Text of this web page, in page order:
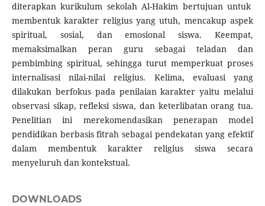
diterapkan kurikulum sekolah Al-Hakim bertujuan untuk
membentuk karakter religius yang utuh, mencakup aspek
spiritual, sosial, dan emosional siswa. Keempat,
memaksimalkan peran guru sebagai teladan dan
pembimbing spiritual, sehingga turut memperkuat proses
internalisasi nilai-nilai religius. Kelima, evaluasi yang
dilakukan berfokus pada penilaian karakter yaitu melalui
observasi sikap, refleksi siswa, dan keterlibatan orang tua.
Penelitian ini merekomendasikan penerapan model
pendidikan berbasis fitrah sebagai pendekatan yang efektif
dalam membentuk karakter religius siswa secara
menyeluruh dan kontekstual.
DOWNLOADS